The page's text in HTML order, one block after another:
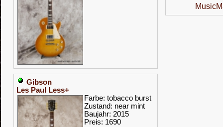
Gibson
Les Paul Less+
Farbe: tobacco burst
Zustand: near mint
Baujahr: 2015
Preis: 1690